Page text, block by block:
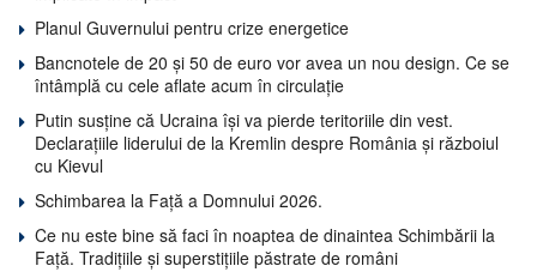
Planul Guvernului pentru crize energetice
Bancnotele de 20 și 50 de euro vor avea un nou design. Ce se
întâmplă cu cele aflate acum în circulație
Putin susține că Ucraina își va pierde teritoriile din vest.
Declarațiile liderului de la Kremlin despre România și războiul
cu Kievul
Schimbarea la Față a Domnului 2026.
Ce nu este bine să faci în noaptea de dinaintea Schimbării la
Față. Tradițiile și superstițiile păstrate de români